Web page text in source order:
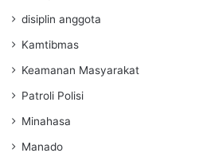
disiplin anggota
Kamtibmas
Keamanan Masyarakat
Patroli Polisi
Minahasa
Manado